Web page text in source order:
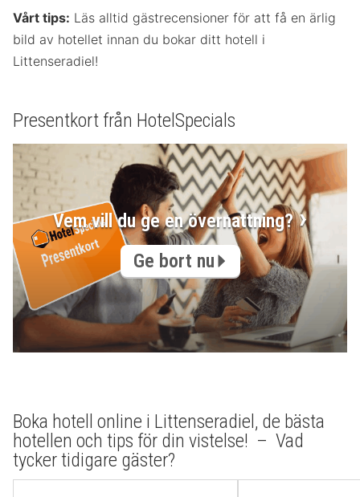
Vårt tips: Läs alltid gästrecensioner för att få en ärlig
bild av hotellet innan du bokar ditt hotell i
Littenseradiel!
Presentkort från HotelSpecials
Vem vill du ge en övernattning?
Ge bort nu
Boka hotell online i Littenseradiel, de bästa
hotellen och tips för din vistelse! – Vad
tycker tidigare gäster?